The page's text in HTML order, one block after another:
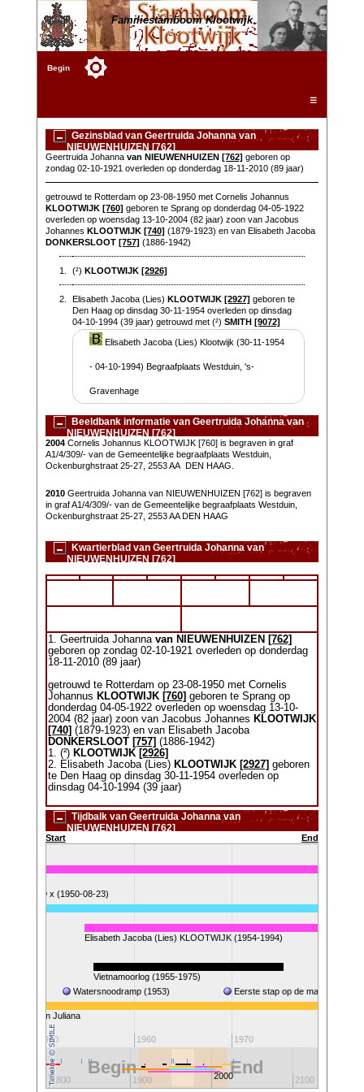
Familiestamboom Klootwijk
Begin
☰
Gezinsblad van Geertruida Johanna van
NIEUWENHUIZEN [762]
Geertruida Johanna van NIEUWENHUIZEN [762] geboren op
zondag 02-10-1921 overleden op donderdag 18-11-2010 (89 jaar)
getrouwd te Rotterdam op 23-08-1950 met Cornelis Johannus
KLOOTWIJK [760] geboren te Sprang op donderdag 04-05-1922
overleden op woensdag 13-10-2004 (82 jaar) zoon van Jacobus
Johannes KLOOTWIJK [740] (1879-1923) en van Elisabeth Jacoba
DONKERSLOOT [757] (1886-1942)
1. (²)KLOOTWIJK [2926]
2. Elisabeth Jacoba (Lies)KLOOTWIJK [2927] geboren te
Den Haag op dinsdag 30-11-1954 overleden op dinsdag
04-10-1994 (39 jaar) getrouwd met (²)SMITH [9072]
Elisabeth Jacoba (Lies) Klootwijk (30-11-1954
- 04-10-1994) Begraafplaats Westduin, 's-
Gravenhage
Beeldbank informatie van Geertruida Johanna van
NIEUWENHUIZEN [762]
2004Cornelis Johannus KLOOTWIJK [760] is begraven in graf
A1/4/309/- van de Gemeentelijke begraafplaats Westduin,
Ockenburghstraat 25-27, 2553 AA DEN HAAG.
2010Geertruida Johanna van NIEUWENHUIZEN [762] is begraven
in graf A1/4/309/- van de Gemeentelijke begraafplaats Westduin,
Ockenburghstraat 25-27, 2553 AA DEN HAAG
Kwartierblad van Geertruida Johanna van
NIEUWENHUIZEN [762]
1. Geertruida Johanna van NIEUWENHUIZEN [762]
geboren op zondag 02-10-1921 overleden op donderdag
18-11-2010 (89 jaar)
getrouwd te Rotterdam op 23-08-1950 met Cornelis
Johannus KLOOTWIJK [760] geboren te Sprang op
donderdag 04-05-1922 overleden op woensdag 13-10-
2004 (82 jaar) zoon van Jacobus Johannes KLOOTWIJK
[740] (1879-1923) en van Elisabeth Jacoba
DONKERSLOOT [757] (1886-1942)
1. (²) KLOOTWIJK [2926]
2. Elisabeth Jacoba (Lies) KLOOTWIJK [2927] geboren
te Den Haag op dinsdag 30-11-1954 overleden op
dinsdag 04-10-1994 (39 jaar)
Tijdbalk van Geertruida Johanna van
NIEUWENHUIZEN [762]
Start End
1950 1960 1970
Eerste stap op de maan (1969)
Vietnamoorlog (1955-1975)
Elisabeth Jacoba (Lies) KLOOTWIJK (1954-1994)
Watersnoodramp (1953)
x (1950-08-23)
Koningin Juliana
1800 1900 2000 2100
Begin End